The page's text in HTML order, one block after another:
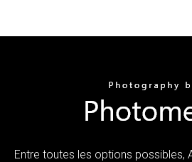
Entre toutes les options possibles,